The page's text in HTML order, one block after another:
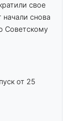
свое
снова
Советскому
от 25